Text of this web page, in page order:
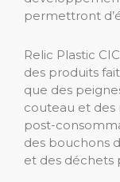
permettront
Relic Plastic
des produits
que des
couteau et des
post-
des bouchons
et des déchets